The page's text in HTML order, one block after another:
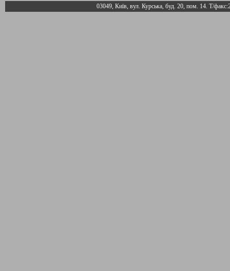
03049, Київ, вул. Курська, буд. 20, пом. 14. Т/